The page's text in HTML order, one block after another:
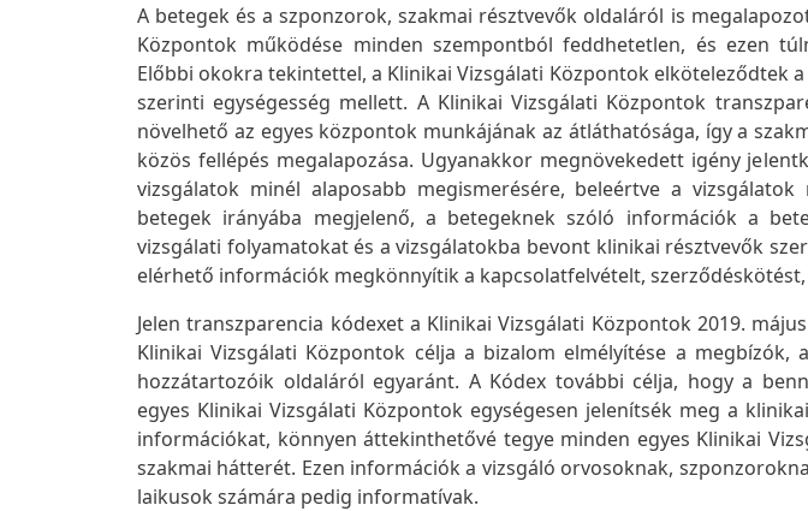
A betegek és a szponzorok, szakmai résztvevők oldaláról is
Központok működése minden szempontból feddhetetlen, és ezen
Előbbi okokra tekintettel, a Klinikai Vizsgálati Központok elköteleződtek
szerinti egységesség mellett. A Klinikai Vizsgálati Központok
növelhető az egyes központok munkájának az átláthatósága, így a
közös fellépés megalapozása. Ugyanakkor megnövekedett igény
vizsgálatok minél alaposabb megismerésére, beleértve a
betegek irányába megjelenő, a betegeknek szóló információk a
vizsgálati folyamatokat és a vizsgálatokba bevont klinikai résztvevők
elérhető információk megkönnyítik a kapcsolatfelvételt,
Jelen transzparencia kódexet a Klinikai Vizsgálati Központok 2019.
Klinikai Vizsgálati Központok célja a bizalom elmélyítése a megbízók,
hozzátartozóik oldaláról egyaránt. A Kódex további célja, hogy a
egyes Klinikai Vizsgálati Központok egységesen jelenítsék meg a
információkat, könnyen áttekinthetővé tegye minden egyes Klinikai
szakmai hátterét. Ezen információk a vizsgáló orvosoknak,
laikusok számára pedig informatívak.